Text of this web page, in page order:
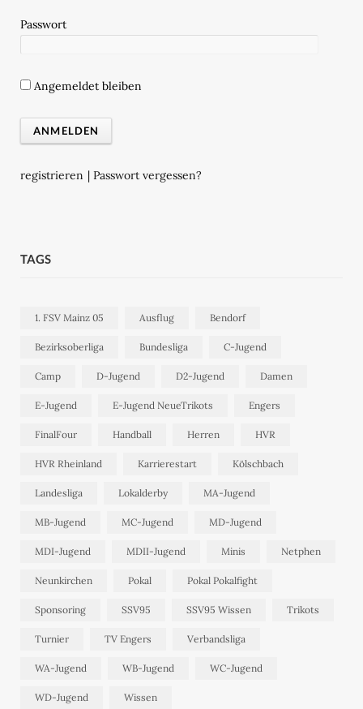
Passwort
Angemeldet bleiben
registrieren | Passwort vergessen?
TAGS
1. FSV Mainz 05 Ausflug Bendorf
Bezirksoberliga Bundesliga C-Jugend
Camp D-Jugend D2-Jugend Damen
E-Jugend E-Jugend NeueTrikots Engers
FinalFour Handball Herren HVR
HVR Rheinland Karrierestart Kölschbach
Landesliga Lokalderby MA-Jugend
MB-Jugend MC-Jugend MD-Jugend
MDI-Jugend MDII-Jugend Minis Netphen
Neunkirchen Pokal Pokal Pokalfight
Sponsoring SSV95 SSV95 Wissen Trikots
Turnier TV Engers Verbandsliga
WA-Jugend WB-Jugend WC-Jugend
WD-Jugend Wissen